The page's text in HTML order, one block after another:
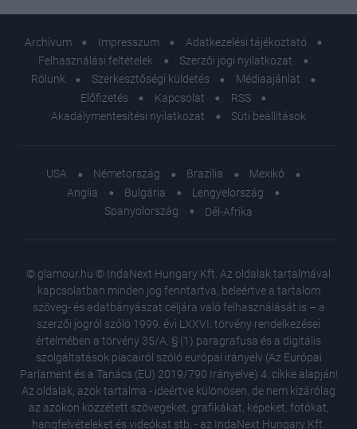
Archívum Impresszum
Adatkezelési tájékoztató
Felhasználási feltételek
Szerzői jogi nyilatkozat
Rólunk
Szerkesztőségi küldetés
Médiaajánlat
Előfizetés
Kapcsolat
RSS
Akadálymentesítési nyilatkozat
Süti beállítások
USA Németország Brazília
Mexikó
Anglia
Bulgária
Lengyelország
Spanyolország
Dél-Afrika
© glamour.hu © IndaNext Hungary Kft. Az oldalak tartalmával
kapcsolatban minden jog fenntartva, beleértve a tartalom
szöveg- és adatbányászat céljára való felhasználását is – a
szerzői jogról szóló 1999. évi LXXVI. törvény rendelkezései
értelmében a törvény 35/A. § (1) paragrafusa és a digitális
szolgáltatások piacairól szóló európai irányelv (Az Európai
Parlament és a Tanács (EU) 2019/790 Irányelve) 4. cikke alapján!
Az oldalak, azok tartalma - ideértve különösen, de nem kizárólag
az azokon közzétett szövegeket, grafikákat, képeket, fotókat,
hangfelvételeket és videókat stb. - az IndaNext Hungary Kft.